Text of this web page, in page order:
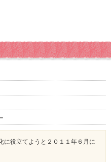
に役立てようと２０１１年６月に